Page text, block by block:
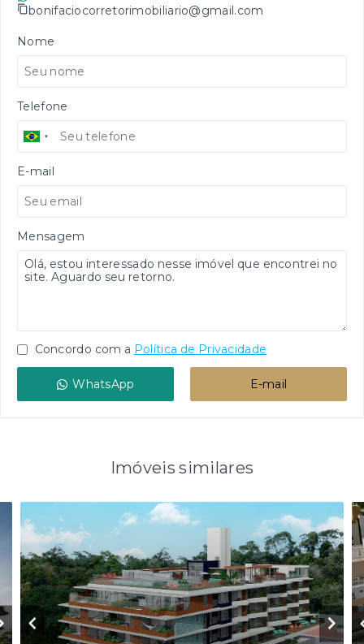
bonifaciocorretorimobiliario@gmail.com
Nome
Telefone
E-mail
Mensagem
Concordo com a Política de Privacidade
WhatsApp E-mail
Imóveis similares